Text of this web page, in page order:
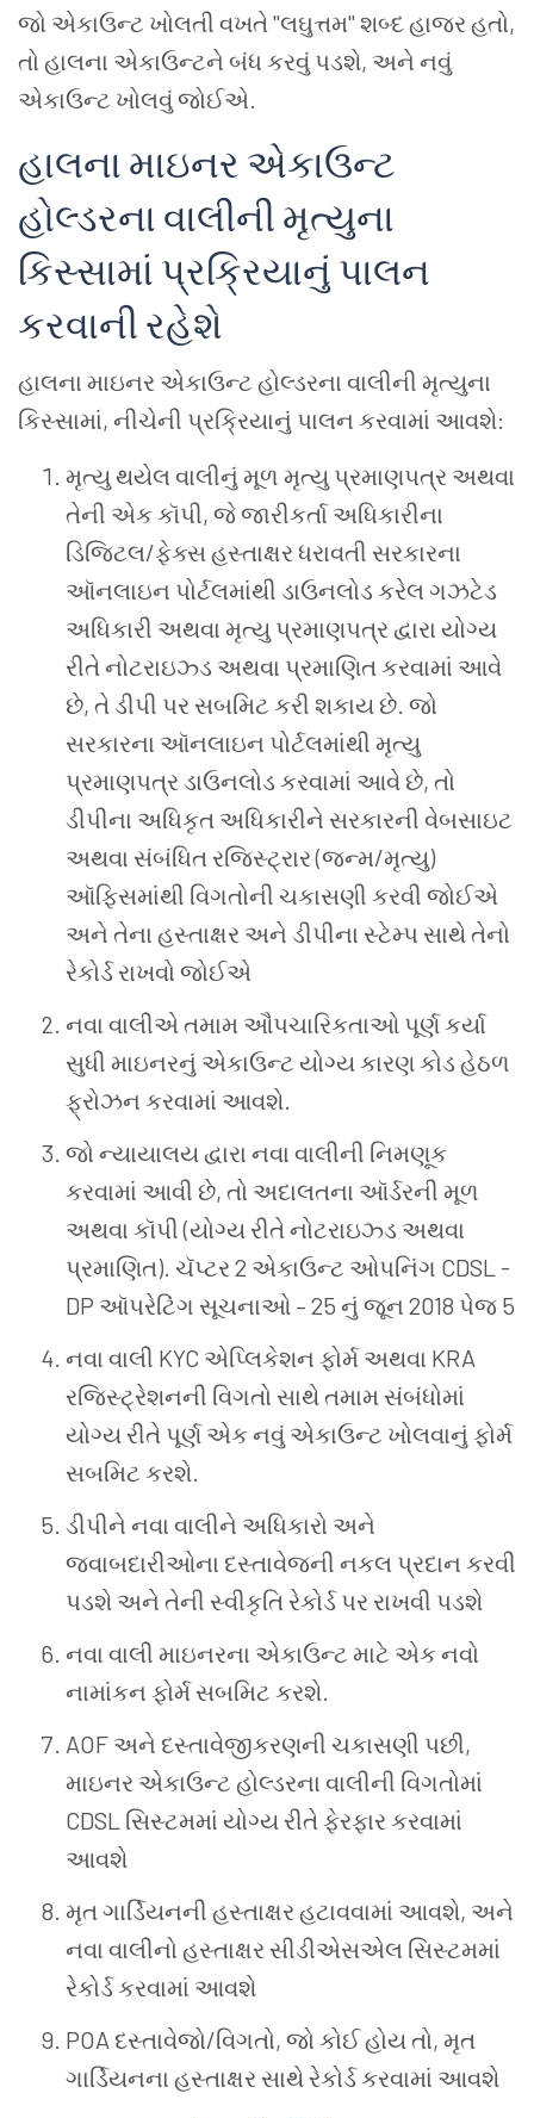
જો એકાઉન્ટ ખોલતી વખતે"લઘુત્તમ" શબ્દહાજરહતો,
તો હાલના એકાઉન્ટને બંધ કરવું પડશે, અને નવું
એકાઉન્ટ ખોલવુંજોઈએ.
હાલના માઇનર એકાઉન્ટ
હોલ્ડરના વાલીની મૃત્યુના
કિસ્સામાં પ્રક્રિયાનું પાલન
કરવાની રહેશે
હાલના માઇનર એકાઉન્ટ હોલ્ડરના વાલીની મૃત્યુના
કિસ્સામાં, નીચેની પ્રક્રિયાનું પાલન કરવામાં આવશે:
મૃત્યુ થયેલ વાલીનું મૂળ મૃત્યુ પ્રમાણપત્ર અથવા
તેની એક કૉપી, જે જારીકર્તા અધિકારીના
ડિજિટલ/ફેક્સ હસ્તાક્ષર ધરાવતી સરકારના
ઑનલાઇન પોર્ટલમાંથી ડાઉનલોડ કરેલ ગઝટેડ
અધિકારી અથવા મૃત્યુ પ્રમાણપત્ર દ્વારા યોગ્ય
રીતે નોટરાઇઝ્ડ અથવા પ્રમાણિત કરવામાં આવે
છે, તે ડીપી પર સબમિટ કરી શકાય છે. જો
સરકારના ઑનલાઇન પોર્ટલમાંથી મૃત્યુ
પ્રમાણપત્ર ડાઉનલોડ કરવામાં આવે છે, તો
ડીપીના અધિકૃત અધિકારીને સરકારની વેબસાઇટ
અથવા સંબંધિત રજિસ્ટ્રાર (જન્મ/મૃત્યુ)
ઑફિસમાંથી વિગતોની ચકાસણી કરવી જોઈએ
અને તેના હસ્તાક્ષર અને ડીપીના સ્ટેમ્પ સાથે તેનો
રેકોર્ડ રાખવો જોઈએ
નવા વાલીએ તમામ ઔપચારિકતાઓ પૂર્ણ કર્યા
સુધી માઇનરનું એકાઉન્ટ યોગ્ય કારણ કોડ હેઠળ
ફ્રોઝન કરવામાં આવશે.
જો ન્યાયાલય દ્વારા નવા વાલીની નિમણૂક
કરવામાં આવી છે, તો અદાલતના ઑર્ડરની મૂળ
અથવા કૉપી (યોગ્ય રીતે નોટરાઇઝ્ડ અથવા
પ્રમાણિત). ચૅપ્ટર 2 એકાઉન્ટ ઓપનિંગ CDSL -
DP ઑપરેટિંગ સૂચનાઓ – 25 નું જૂન 2018 પેજ 5
નવા વાલી KYC એપ્લિકેશન ફોર્મ અથવા KRA
રજિસ્ટ્રેશનની વિગતો સાથે તમામ સંબંધોમાં
યોગ્ય રીતે પૂર્ણ એક નવું એકાઉન્ટ ખોલવાનું ફોર્મ
સબમિટ કરશે.
ડીપીને નવા વાલીને અધિકારો અને
જવાબદારીઓના દસ્તાવેજની નકલ પ્રદાન કરવી
પડશે અને તેની સ્વીકૃતિ રેકોર્ડ પર રાખવી પડશે
નવા વાલી માઇનરના એકાઉન્ટ માટે એક નવો
નામાંકન ફોર્મ સબમિટ કરશે.
AOF અને દસ્તાવેજીકરણની ચકાસણી પછી,
માઇનર એકાઉન્ટ હોલ્ડરના વાલીની વિગતોમાં
CDSL સિસ્ટમમાં યોગ્ય રીતે ફેરફાર કરવામાં
આવશે
મૃત ગાર્ડિયનની હસ્તાક્ષર હટાવવામાં આવશે, અને
નવા વાલીનો હસ્તાક્ષર સીડીએસએલ સિસ્ટમમાં
રેકોર્ડ કરવામાં આવશે
POA દસ્તાવેજો/વિગતો, જો કોઈ હોય તો, મૃત
ગાર્ડિયનના હસ્તાક્ષર સાથે રેકોર્ડ કરવામાં આવશે